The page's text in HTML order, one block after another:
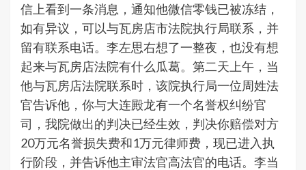
信上看到一条消息，通知他微信零钱已被冻结，
如有异议，可以与瓦房店市法院执行局联系，并
留有联系电话。李左思右想了一整夜，也没有想
起来与瓦房店法院有什么瓜葛。第二天上午，当
他与瓦房店法院联系时，该院执行局一位周姓法
官告诉他，你与大连殿龙有一个名誉权纠纷官
司，我院做出的判决已经生效，判决你赔偿对方
20万元名誉损失费和1万元律师费，现已进入执
行阶段，并告诉他主审法官高法官的电话。李当